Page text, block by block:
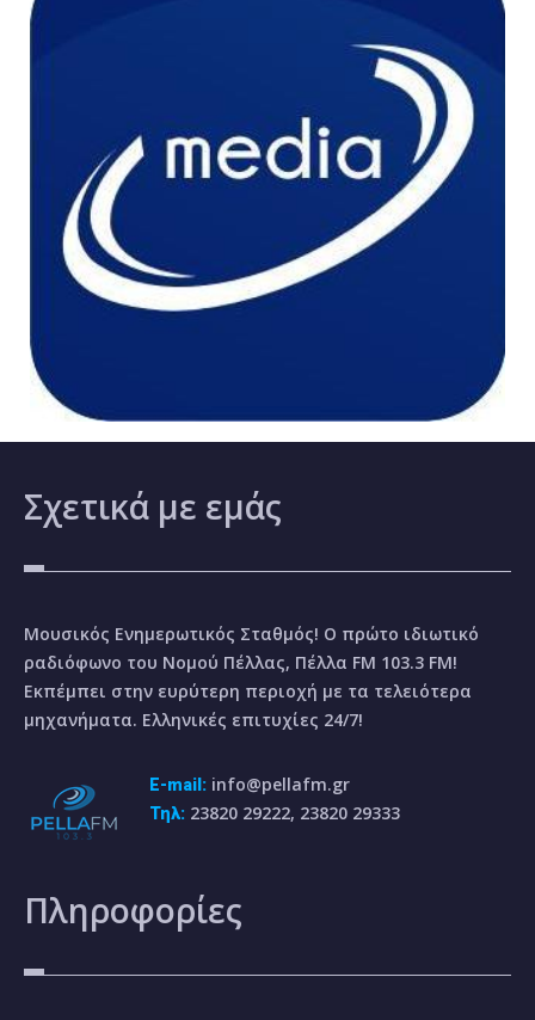
Σχετικά με εμάς
Μουσικός Ενημερωτικός Σταθμός! Ο πρώτο ιδιωτικό
ραδιόφωνο του Νομού Πέλλας, Πέλλα FM 103.3 FM!
Εκπέμπει στην ευρύτερη περιοχή με τα τελειότερα
μηχανήματα. Ελληνικές επιτυχίες 24/7!
E-mail: info@pellafm.gr
Τηλ: 23820 29222, 23820 29333
Πληροφορίες